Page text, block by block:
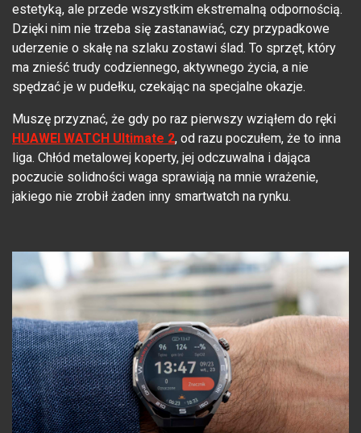
estetyką, ale przede wszystkim ekstremalną odpornością.
Dzięki nim nie trzeba się zastanawiać, czy przypadkowe
uderzenie o skałę na szlaku zostawi ślad. To sprzęt, który
ma znieść trudy codziennego, aktywnego życia, a nie
spędzać je w pudełku, czekając na specjalne okazje.
Muszę przyznać, że gdy po raz pierwszy wziąłem do ręki
HUAWEI WATCH Ultimate 2, od razu poczułem, że to inna
liga. Chłód metalowej koperty, jej odczuwalna i dająca
poczucie solidności waga sprawiają na mnie wrażenie,
jakiego nie zrobił żaden inny smartwatch na rynku.